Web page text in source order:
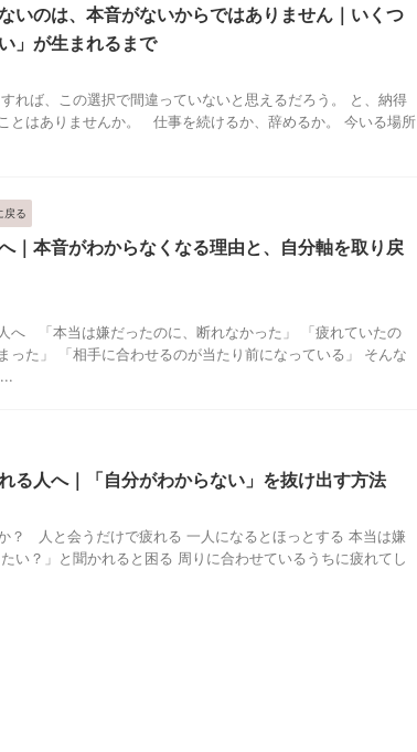
いのは、本音がないからではありません｜いくつ
」が生まれるまで
れば、この選択で間違っていないと思えるだろう。 と、納得
とはありませんか。 仕事を続けるか、辞めるか。 今いる場所
戻る
｜本音がわからなくなる理由と、自分軸を取り戻
へ 「本当は嫌だったのに、断れなかった」 「疲れていたの
った」 「相手に合わせるのが当たり前になっている」 そんな
る人へ｜「自分がわからない」を抜け出す方法
？ 人と会うだけで疲れる 一人になるとほっとする 本当は嫌
い？」と聞かれると困る 周りに合わせているうちに疲れてし